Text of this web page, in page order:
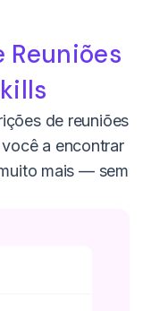
Reuniões
de reuniões
a encontrar
mais — sem